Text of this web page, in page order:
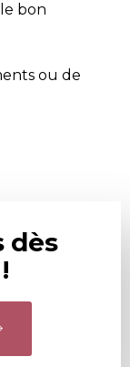
bon
ou de
dès